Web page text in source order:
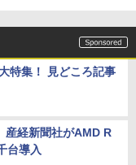
特集！ 見どころ記事
産経新聞社がAMD R
台導入